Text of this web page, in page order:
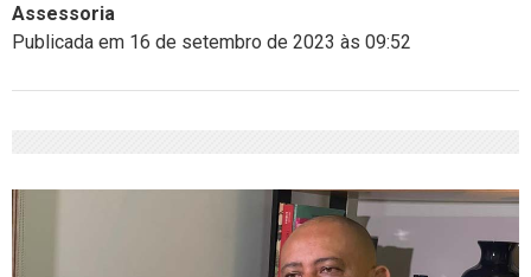
Assessoria
Publicada em 16 de setembro de 2023 às 09:52